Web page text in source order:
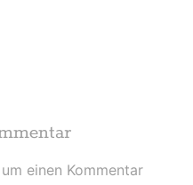
einen Kommentar